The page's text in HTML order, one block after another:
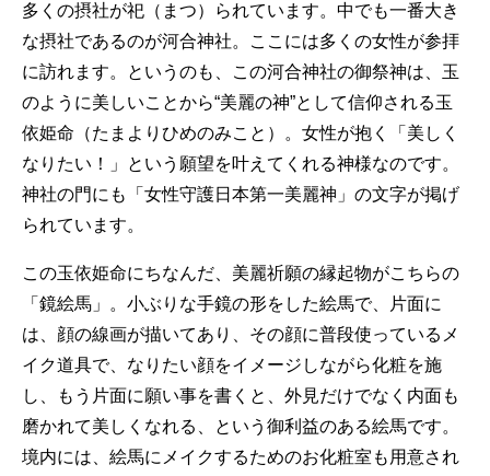
多くの摂社が祀（まつ）られています。中でも一番大き
な摂社であるのが河合神社。ここには多くの女性が参拝
に訪れます。というのも、この河合神社の御祭神は、玉
のように美しいことから“美麗の神”として信仰される玉
依姫命（たまよりひめのみこと）。女性が抱く「美しく
なりたい！」という願望を叶えてくれる神様なのです。
神社の門にも「女性守護日本第一美麗神」の文字が掲げ
られています。
この玉依姫命にちなんだ、美麗祈願の縁起物がこちらの
「鏡絵馬」。小ぶりな手鏡の形をした絵馬で、片面に
は、顔の線画が描いてあり、その顔に普段使っているメ
イク道具で、なりたい顔をイメージしながら化粧を施
し、もう片面に願い事を書くと、外見だけでなく内面も
磨かれて美しくなれる、という御利益のある絵馬です。
境内には、絵馬にメイクするためのお化粧室も用意され